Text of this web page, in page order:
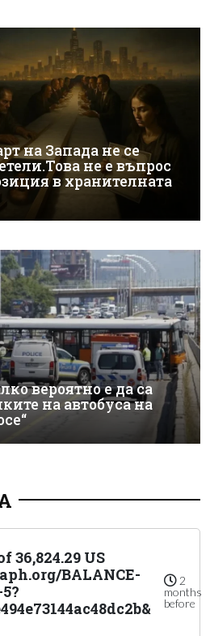
на Запада не се
не е въпрос
в хранителната
вероятно е да са
на автобуса на
36,824.29 US
BALANCE-
2
months
before